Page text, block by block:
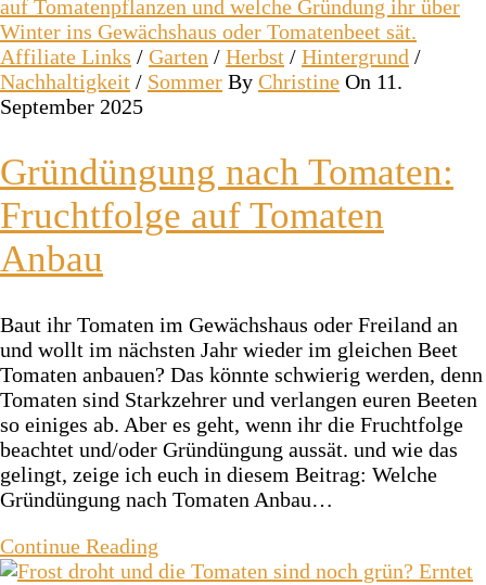
Affiliate Links / Garten / Herbst / Hintergrund /
Nachhaltigkeit / Sommer By Christine On 11.
September 2025
Gründüngung nach Tomaten:
Fruchtfolge auf Tomaten
Anbau
Baut ihr Tomaten im Gewächshaus oder Freiland an
und wollt im nächsten Jahr wieder im gleichen Beet
Tomaten anbauen? Das könnte schwierig werden, denn
Tomaten sind Starkzehrer und verlangen euren Beeten
so einiges ab. Aber es geht, wenn ihr die Fruchtfolge
beachtet und/oder Gründüngung aussät. und wie das
gelingt, zeige ich euch in diesem Beitrag: Welche
Gründüngung nach Tomaten Anbau…
Continue Reading